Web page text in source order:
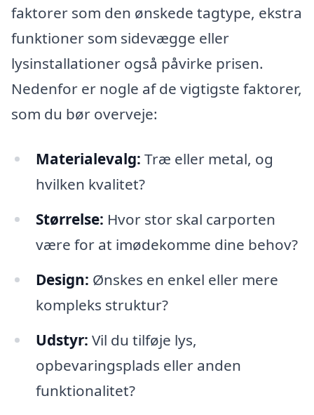
faktorer som den ønskede tagtype, ekstra
funktioner som sidevægge eller
lysinstallationer også påvirke prisen.
Nedenfor er nogle af de vigtigste faktorer,
som du bør overveje:
Materialevalg: Træ eller metal, og
hvilken kvalitet?
Størrelse: Hvor stor skal carporten
være for at imødekomme dine behov?
Design: Ønskes en enkel eller mere
kompleks struktur?
Udstyr: Vil du tilføje lys,
opbevaringsplads eller anden
funktionalitet?